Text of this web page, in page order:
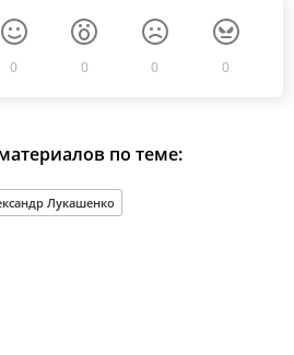
0 0 0 0
по теме:
Лукашенко